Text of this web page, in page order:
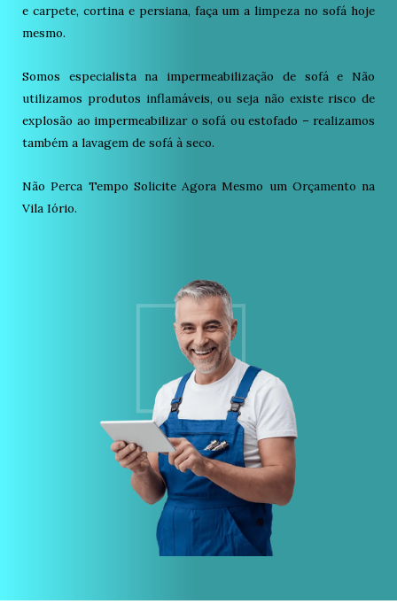
e carpete, cortina e persiana, faça um a limpeza no sofá hoje
mesmo.
Somos especialista na impermeabilização de sofá e Não
utilizamos produtos inflamáveis, ou seja não existe risco de
explosão ao impermeabilizar o sofá ou estofado – realizamos
também a lavagem de sofá à seco.
Não Perca Tempo Solicite Agora Mesmo um Orçamento na
Vila Iório.